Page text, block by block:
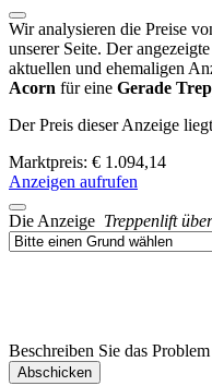
Wir analysieren die Preise
unserer Seite. Der
aktuellen und ehemaligen
Acorn für eine Gerade
Der Preis dieser Anzeige liegt
Marktpreis: € 1.094,14
Anzeigen aufrufen
Die Anzeige Treppenlift
Beschreiben Sie das Problem
Abschicken